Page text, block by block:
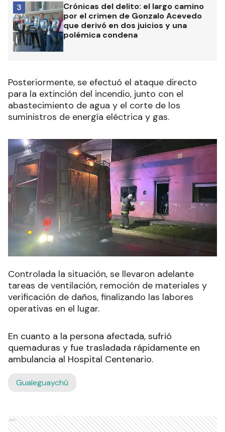
Crónicas del delito: el largo camino
por el crimen de Gonzalo Acevedo
que derivó en dos juicios y una
polémica condena
3
Posteriormente, se efectuó el ataque directo
para la extinción del incendio, junto con el
abastecimiento de agua y el corte de los
suministros de energía eléctrica y gas.
Controlada la situación, se llevaron adelante
tareas de ventilación, remoción de materiales y
verificación de daños, finalizando las labores
operativas en el lugar.
En cuanto a la persona afectada, sufrió
quemaduras y fue trasladada rápidamente en
ambulancia al Hospital Centenario.
Gualeguaychú
Ads